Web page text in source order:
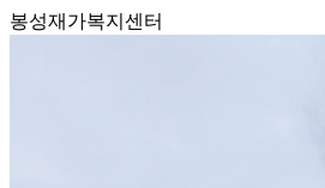
봉성재가복지센터